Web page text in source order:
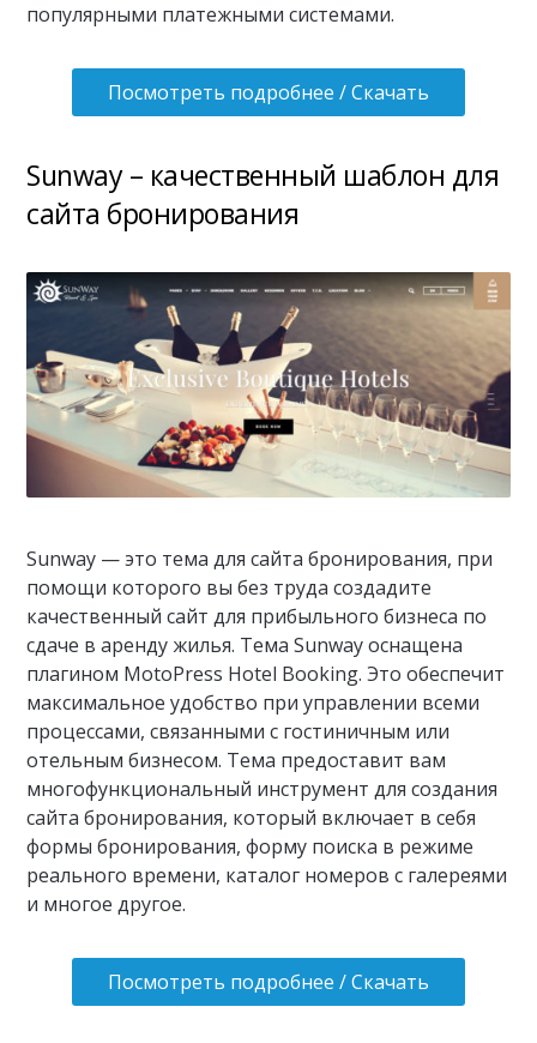
популярными платежными системами.
Посмотреть подробнее / Скачать
Sunway – качественный шаблон для
сайта бронирования
Sunway — это тема для сайта бронирования, при
помощи которого вы без труда создадите
качественный сайт для прибыльного бизнеса по
сдаче в аренду жилья. Тема Sunway оснащена
плагином MotoPress Hotel Booking. Это обеспечит
максимальное удобство при управлении всеми
процессами, связанными с гостиничным или
отельным бизнесом. Тема предоставит вам
многофункциональный инструмент для создания
сайта бронирования, который включает в себя
формы бронирования, форму поиска в режиме
реального времени, каталог номеров с галереями
и многое другое.
Посмотреть подробнее / Скачать